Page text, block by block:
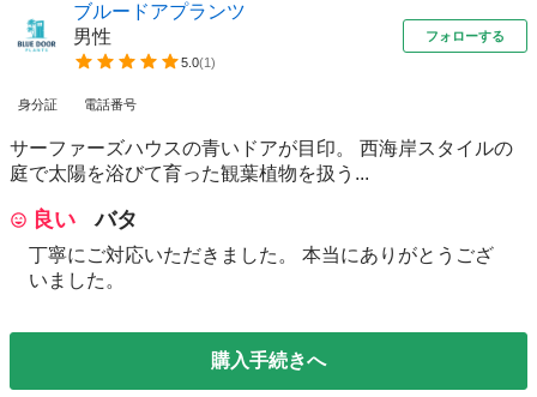
ブルードアプランツ
男性
5.0(1)
フォローする
身分証 電話番号
サーファーズハウスの青いドアが目印。 西海岸スタイルの
庭で太陽を浴びて育った観葉植物を扱う...
良い バタ
丁寧にご対応いただきました。 本当にありがとうござ
いました。
購入手続きへ